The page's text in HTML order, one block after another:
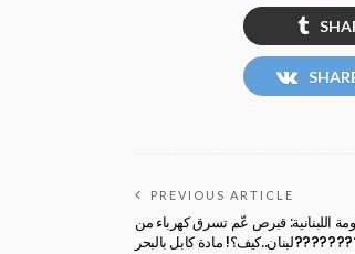
PREVIOUS ARTICLE
اللبنانية: قبرص عّم تسرق كهرباء من
مادة كابل بالبحر????????